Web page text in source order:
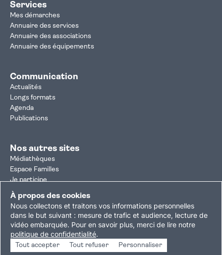
À propos des cookies
Nous collectons et traitons vos informations personnelles
dans le but suivant : mesure de trafic et audience, lecture de
vidéo embarquée. Pour en savoir plus, merci de lire notre
politique de confidentialité.
Tout accepter Tout refuser Personnaliser
Services
Mes démarches
Annuaire des services
Annuaire des associations
Annuaire des équipements
Communication
Actualités
Longs formats
Agenda
Publications
Nos autres sites
Médiathèques
Espace Familles
Je participe
Autorisation d'urbanisme
Résultats électoraux
Plan du site Nous contacterMentions légales
Politique de confidentialitéAccessibilité : partiellement conforme
Gestion des cookies
Copyright © 2026 Ville de Villejuif